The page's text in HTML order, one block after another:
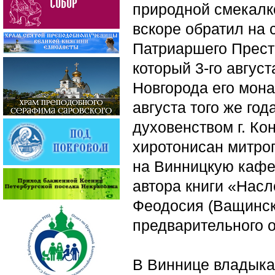
природной
вскоре обратил на
Патриаршего
который 3-го
Новгорода его
августа того же
духовенством г.
хиротонисан
на Винницкую
автора книги
Феодосия
предварительного
В Виннице